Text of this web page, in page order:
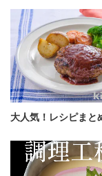
大人気！レシピまと